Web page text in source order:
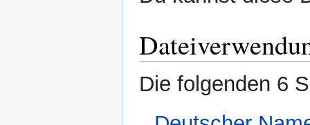
Die folgenden 6